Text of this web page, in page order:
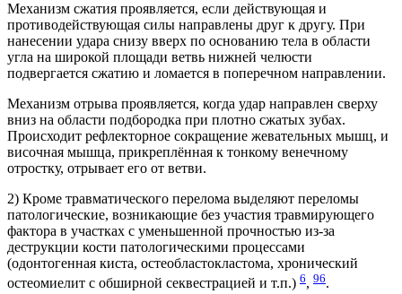
Механизм сжатия проявляется, если действующая и
противодействующая силы направлены друг к другу. При
нанесении удара снизу вверх по основанию тела в области
угла на широкой площади ветвь нижней челюсти
подвергается сжатию и ломается в поперечном направлении.
Механизм отрыва проявляется, когда удар направлен сверху
вниз на области подбородка при плотно сжатых зубах.
Происходит рефлекторное сокращение жевательных мышц, и
височная мышца, прикреплённая к тонкому венечному
отростку, отрывает его от ветви.
2) Кроме травматического перелома выделяют переломы
патологические, возникающие без участия травмирующего
фактора в участках с уменьшенной прочностью из-за
деструкции кости патологическими процессами
(одонтогенная киста, остеобластокластома, хронический
остеомиелит с обширной секвестрацией и т.п.) 6, 96.